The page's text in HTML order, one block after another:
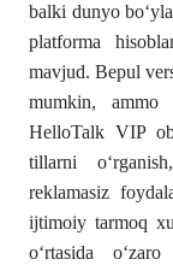
balki dunyo
platforma
mavjud. Bepul
mumkin, ammo
HelloTalk VIP
tillarni
reklamasiz
ijtimoiy tarmoq
o‘rtasida